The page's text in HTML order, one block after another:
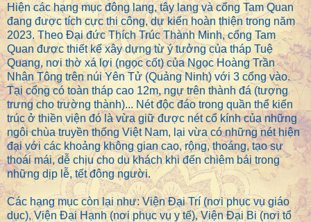
Hiện các hạng mục đông lang, tây lang và cổng Tam Quan
đang được tích cực thi công, dự kiến hoàn thiện trong năm
2023. Theo Đại đức Thích Trúc Thành Minh, cổng Tam
Quan được thiết kế xây dựng từ ý tưởng của tháp Tuệ
Quang, nơi thờ xá lợi (ngọc cốt) của Ngọc Hoàng Trần
Nhân Tông trên núi Yên Tử (Quảng Ninh) với 3 cổng vào.
Tại cổng có toàn tháp cao 12m, ngự trên thành đá (tượng
trưng cho trường thành)... Nét độc đáo trong quần thể kiến
trúc ở thiền viện đó là vừa giữ được nét cổ kính của những
ngôi chùa truyền thống Việt Nam, lại vừa có những nét hiện
đại với các khoảng không gian cao, rộng, thoáng, tạo sự
thoái mái, dễ chịu cho du khách khi đến chiêm bái trong
những dịp lễ, tết đông người.
Các hạng mục còn lại như: Viện Đại Trí (nơi phục vụ giáo
dục), Viện Đại Hạnh (nơi phục vụ y tế), Viện Đại Bi (nơi tổ